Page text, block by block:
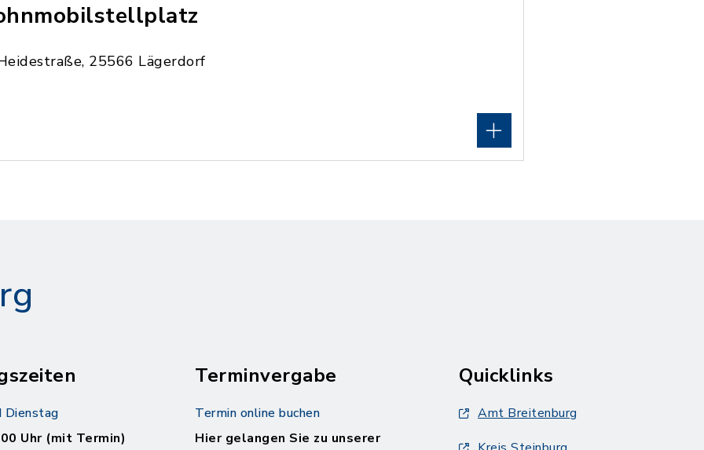
25566 Lägerdorf
Dienstag
Uhr (mit Termin)
Terminvergabe
Termin online buchen
Hier gelangen Sie zu unserer
Quicklinks
Amt Breitenburg